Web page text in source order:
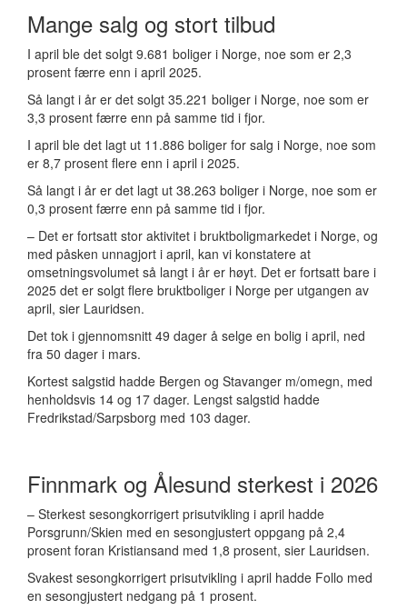
Mange salg og stort tilbud
I april ble det solgt 9.681 boliger i Norge, noe som er 2,3
prosent færre enn i april 2025.
Så langt i år er det solgt 35.221 boliger i Norge, noe som er
3,3 prosent færre enn på samme tid i fjor.
I april ble det lagt ut 11.886 boliger for salg i Norge, noe som
er 8,7 prosent flere enn i april i 2025.
Så langt i år er det lagt ut 38.263 boliger i Norge, noe som er
0,3 prosent færre enn på samme tid i fjor.
– Det er fortsatt stor aktivitet i bruktboligmarkedet i Norge, og
med påsken unnagjort i april, kan vi konstatere at
omsetningsvolumet så langt i år er høyt. Det er fortsatt bare i
2025 det er solgt flere bruktboliger i Norge per utgangen av
april, sier Lauridsen.
Det tok i gjennomsnitt 49 dager å selge en bolig i april, ned
fra 50 dager i mars.
Kortest salgstid hadde Bergen og Stavanger m/omegn, med
henholdsvis 14 og 17 dager. Lengst salgstid hadde
Fredrikstad/Sarpsborg med 103 dager.
Finnmark og Ålesund sterkest i 2026
– Sterkest sesongkorrigert prisutvikling i april hadde
Porsgrunn/Skien med en sesongjustert oppgang på 2,4
prosent foran Kristiansand med 1,8 prosent, sier Lauridsen.
Svakest sesongkorrigert prisutvikling i april hadde Follo med
en sesongjustert nedgang på 1 prosent.